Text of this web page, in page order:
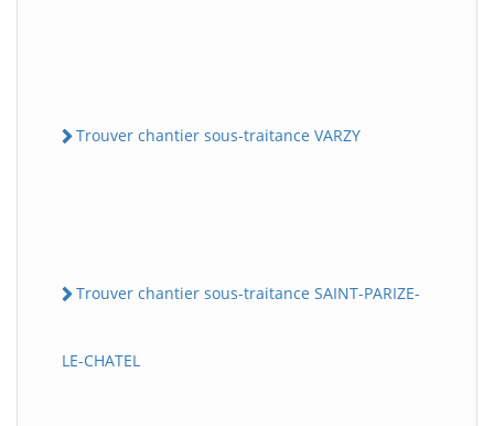
Trouver chantier sous-traitance VARZY
Trouver chantier sous-traitance SAINT-PARIZE-
LE-CHATEL